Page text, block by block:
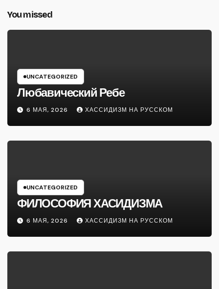
You missed
UNCATEGORIZED
Любавический Ребе
6 МАЯ, 2026 ХАССИДИЗМ НА РУССКОМ
UNCATEGORIZED
ФИЛОСОФИЯ ХАСИДИЗМА
6 МАЯ, 2026 ХАССИДИЗМ НА РУССКОМ